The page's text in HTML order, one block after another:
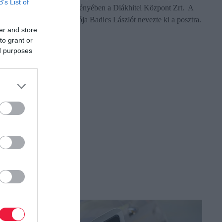
List of
and store
grant or
purposes
megbízatása – írja közleményében a Diákhitel Központ Zrt. A
tulajdonosi jogok gyakorlója Badics Lászlót nevezte ki a posztra.